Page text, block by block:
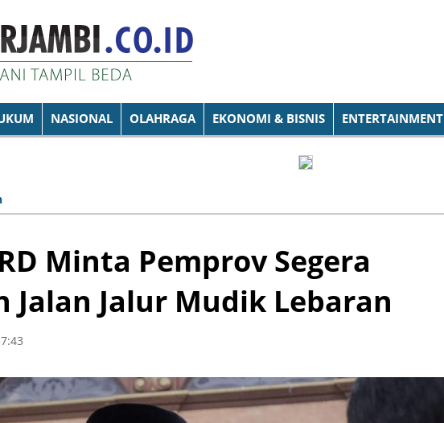
NASIONAL OLAHRAGA EKONOMI & BISNIS ENTERTAINMENT
Minta Pemprov Segera
Jalan Jalur Mudik Lebaran